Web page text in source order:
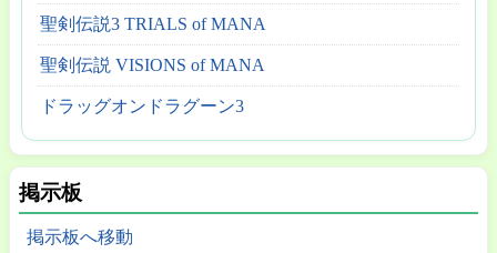
掲示板
掲示板へ移動
聖剣伝説3 TRIALS of MANA
聖剣伝説 VISIONS of MANA
ドラッグオンドラグーン3